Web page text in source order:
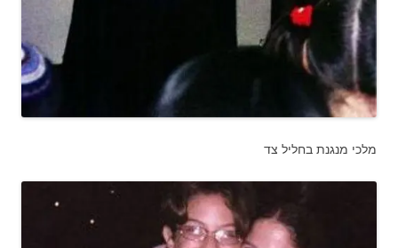
מלכי מנגנת בחליל צד